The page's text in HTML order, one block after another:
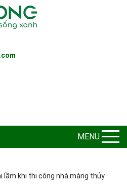
MENU
lầm khi thi công nhà màng thủy